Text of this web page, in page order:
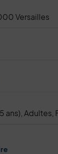
Versailles
ans), Adultes,